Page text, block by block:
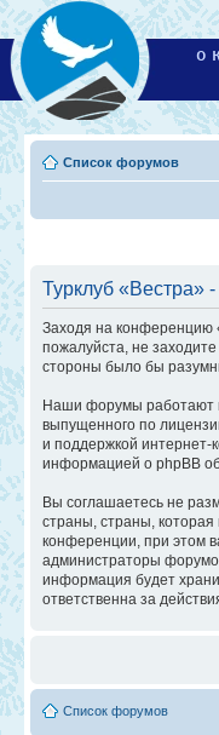
о
Список форумов
Турклуб «Вестра»
Заходя на конференцию
пожалуйста, не
стороны было бы
Наши форумы работают
выпущенного по
и поддержкой интернет-
информацией о phpBB
Вы соглашаетесь не
страны, страны,
конференции, при этом
администраторы
информация будет
ответственна за
Список форумов